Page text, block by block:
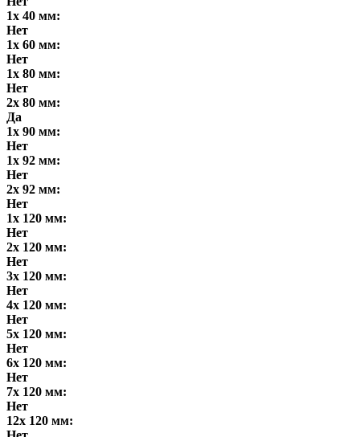
1x 40 мм:
Нет
1x 60 мм:
Нет
1x 80 мм:
Нет
2x 80 мм:
Да
1x 90 мм:
Нет
1x 92 мм:
Нет
2x 92 мм:
Нет
1x 120 мм:
Нет
2x 120 мм:
Нет
3x 120 мм:
Нет
4x 120 мм:
Нет
5x 120 мм:
Нет
6x 120 мм:
Нет
7x 120 мм:
Нет
12x 120 мм: